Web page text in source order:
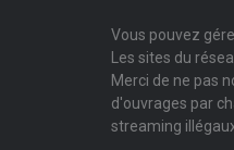
Vous pouvez
Les sites du
Merci de ne pas
d'ouvrages par
streaming